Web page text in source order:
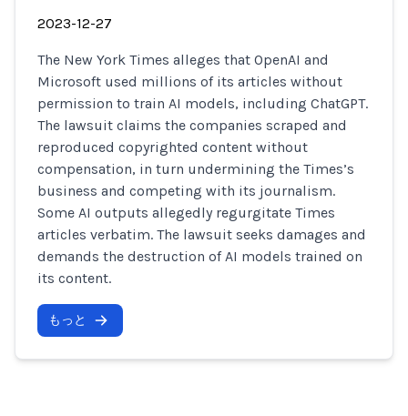
2023-12-27
The New York Times alleges that OpenAI and
Microsoft used millions of its articles without
permission to train AI models, including ChatGPT.
The lawsuit claims the companies scraped and
reproduced copyrighted content without
compensation, in turn undermining the Times’s
business and competing with its journalism.
Some AI outputs allegedly regurgitate Times
articles verbatim. The lawsuit seeks damages and
demands the destruction of AI models trained on
its content.
もっと